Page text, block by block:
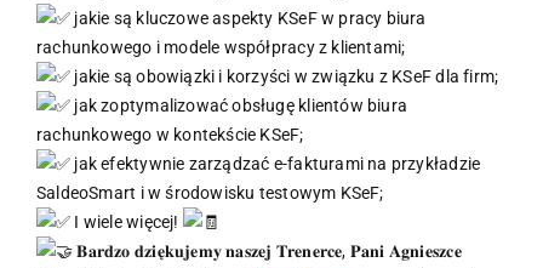
jakie są kluczowe aspekty KSeF w pracy biura
rachunkowego i modele współpracy z klientami;
jakie są obowiązki i korzyści w związku z KSeF dla firm;
jak zoptymalizować obsługę klientów biura
rachunkowego w kontekście KSeF;
jak efektywnie zarządzać e-fakturami na przykładzie
SaldeoSmart i w środowisku testowym KSeF;
I wiele więcej!
𝐁𝐚𝐫𝐝𝐳𝐨 𝐝𝐳𝐢𝐞̨𝐤𝐮𝐣𝐞𝐦𝐲 𝐧𝐚𝐬𝐳𝐞𝐣 𝐓𝐫𝐞𝐧𝐞𝐫𝐜𝐞, 𝐏𝐚𝐧𝐢 𝐀𝐠𝐧𝐢𝐞𝐬𝐳𝐜𝐞